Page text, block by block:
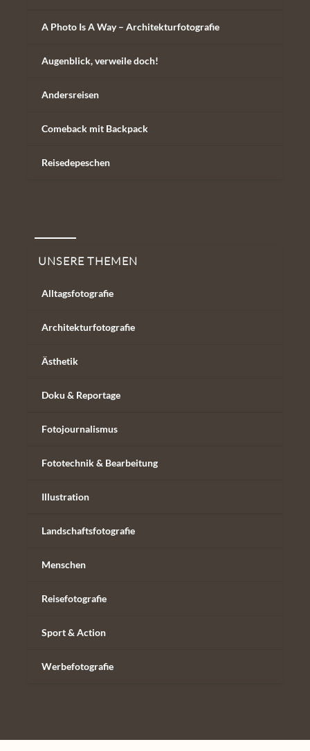
A Photo Is A Way – Architekturfotografie
Augenblick, verweile doch!
Andersreisen
Comeback mit Backpack
Reisedepeschen
UNSERE THEMEN
Alltagsfotografie
Architekturfotografie
Ästhetik
Doku & Reportage
Fotojournalismus
Fototechnik & Bearbeitung
Illustration
Landschaftsfotografie
Menschen
Reisefotografie
Sport & Action
Werbefotografie